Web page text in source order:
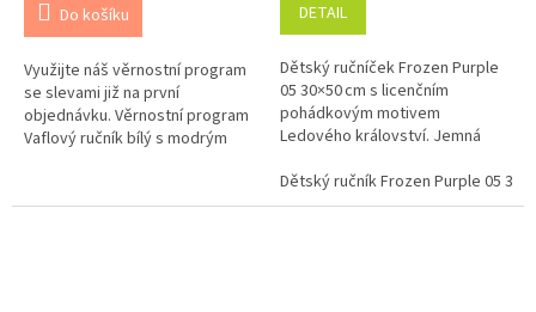
Do košíku
Využijte náš věrnostní program
se slevami již na první
objednávku. Věrnostní program
Vaflový ručník bílý s modrým
100%...
DETAIL
Dětský ručníček Frozen Purple
05 30×50 cm s licenčním
pohádkovým motivem
Ledového království. Jemná
froté na rubu a 100% bavlna.
Dětský ručník Frozen Purple 05